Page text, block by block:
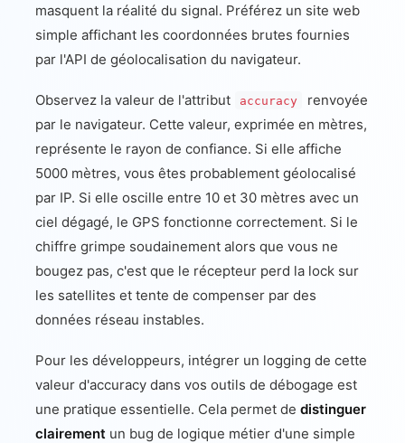
masquent la réalité du signal. Préférez un site web
simple affichant les coordonnées brutes fournies
par l'API de géolocalisation du navigateur.
Observez la valeur de l'attribut accuracy
renvoyée
par le navigateur. Cette valeur, exprimée en mètres,
représente le rayon de confiance. Si elle affiche
5000 mètres, vous êtes probablement géolocalisé
par IP. Si elle oscille entre 10 et 30 mètres avec un
ciel dégagé, le GPS fonctionne correctement. Si le
chiffre grimpe soudainement alors que vous ne
bougez pas, c'est que le récepteur perd la lock sur
les satellites et tente de compenser par des
données réseau instables.
Pour les développeurs, intégrer un logging de cette
valeur d'accuracy dans vos outils de débogage est
une pratique essentielle. Cela permet de distinguer
clairement un bug de logique métier d'une simple